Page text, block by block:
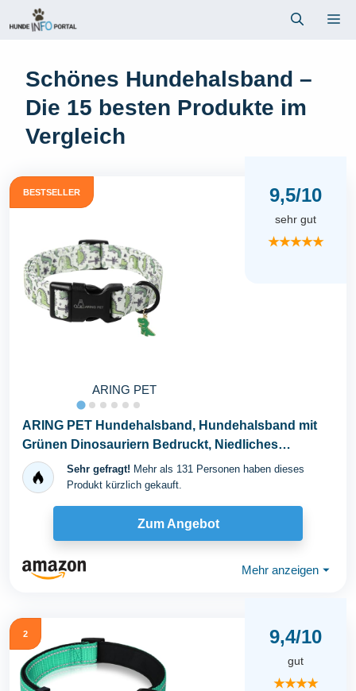
Inhalt
Schönes Hundehalsband –
Die 15 besten Produkte im
Vergleich
BESTSELLER
ARING PET
9,5/10
sehr gut
★★★★★
ARING PET Hundehalsband, Hundehalsband mit
Grünen Dinosauriern Bedruckt, Niedliches
Halsband aus...
Sehr gefragt! Mehr als 131 Personen haben dieses
Produkt kürzlich gekauft.
Zum Angebot
Mehr anzeigen ⏷
2 9,4/10
gut
★★★★